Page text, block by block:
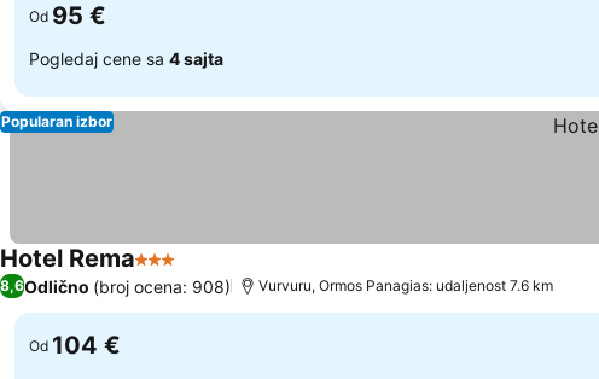
Od 95 €
Pogledaj cene sa 4 sajta
Popularan izbor
Hotel Rema3 ZvezdicePogledaj cene
8,6Odlično (broj ocena: 908) Vurvuru, Ormos Panagias: udaljenost 7.6 km
Od 104 €